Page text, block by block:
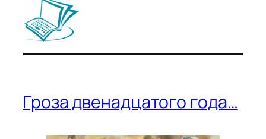
Гроза двенадцатого года…